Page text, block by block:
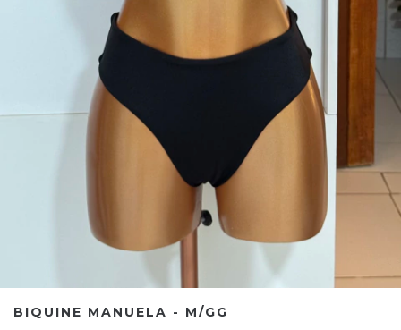
BIQUINE MANUELA - M/GG